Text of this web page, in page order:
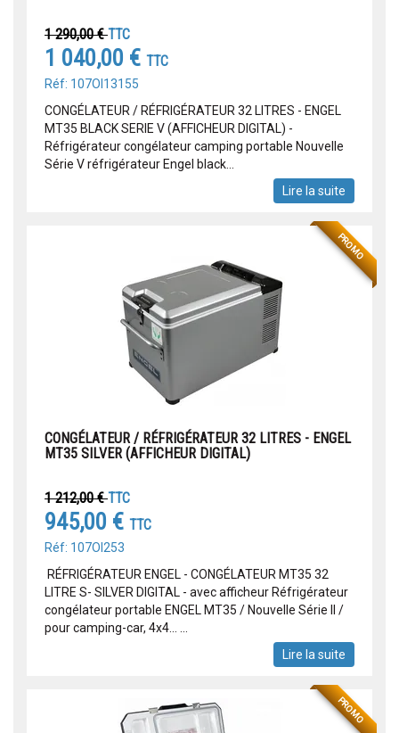
1 290,00 €TTC
1 040,00 € TTC
Réf: 107OI13155
CONGÉLATEUR / RÉFRIGÉRATEUR 32 LITRES - ENGEL
MT35 BLACK SERIE V (AFFICHEUR DIGITAL) -
Réfrigérateur congélateur camping portable Nouvelle
Série V réfrigérateur Engel black...
Lire la suite
PROMO
CONGÉLATEUR / RÉFRIGÉRATEUR 32 LITRES - ENGEL
MT35 SILVER (AFFICHEUR DIGITAL)
1 212,00 €TTC
945,00 € TTC
Réf: 107OI253
RÉFRIGÉRATEUR ENGEL - CONGÉLATEUR MT35 32
LITRE S- SILVER DIGITAL - avec afficheur Réfrigérateur
congélateur portable ENGEL MT35 / Nouvelle Série II /
pour camping-car, 4x4... ...
Lire la suite
PROMO